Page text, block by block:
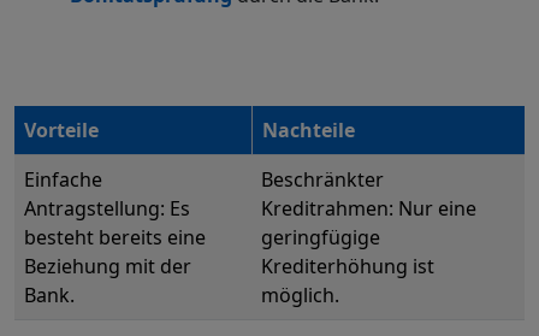
Vorteile
Nachteile
Einfache
Antragstellung: Es
besteht bereits eine
Beziehung mit der
Bank.
Beschränkter
Kreditrahmen: Nur eine
geringfügige
Krediterhöhung ist
möglich.